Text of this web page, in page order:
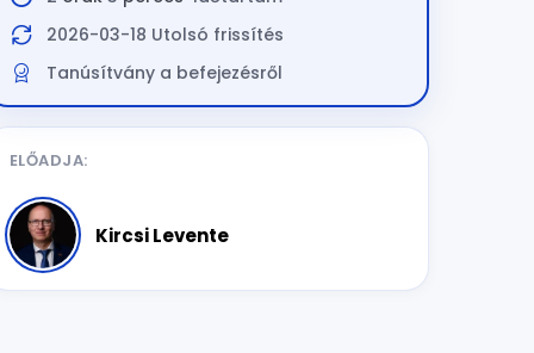
2026-03-18 Utolsó frissítés
Tanúsítvány a befejezésről
ELŐADJA:
Kircsi Levente